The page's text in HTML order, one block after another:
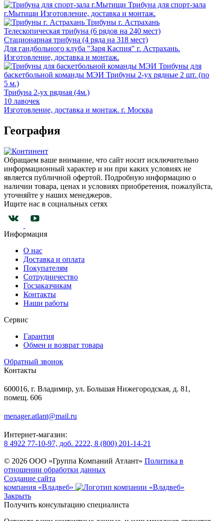
Трибуна для спорт-зала
г.Мытищи Изготовление, доставка и монтаж.
Трибуны г. Астрахань
Телескопическая трибуна (6 рядов на 240 мест)
Стационарная трибуна (4 ряда на 318 мест)
Для гандбольного клуба "Заря Каспия" г. Астрахань.
Изготовление, доставка и монтаж.
Трибуны для
баскетбольной команды МЭИ Трибуны 2-ух рядные 2 шт. (по
5 м.)
Трибуна 2-ух рядная (4м.)
10 лавочек
Изготовление, доставка и монтаж. г. Москва
География
Обращаем ваше внимание, что сайт носит исключительно
информационный характер и ни при каких условиях не
является публичной офертой. Подробную информацию о
наличии товара, ценах и условиях приобретения, пожалуйста,
уточняйте у наших менеджеров.
Ищите нас в социальных сетях
Информация
О нас
Доставка и оплата
Покупателям
Сотрудничество
Госзаказчикам
Контакты
Наши работы
Сервис
Гарантия
Обмен и возврат товара
Обратный звонок
Контакты
600016, г. Владимир, ул. Большая Нижегородская, д. 81,
помещ. 606
menager.atlant@mail.ru
Интернет-магазин:
8 4922 77-10-97, доб. 2222, 8 (800) 201-14-21
© 2026 ООО «Группа Компаний Атлант» Политика в
отношении обработки данных
Создание сайта
компания «Владвеб»
Закрыть
Получить консультацию специалиста